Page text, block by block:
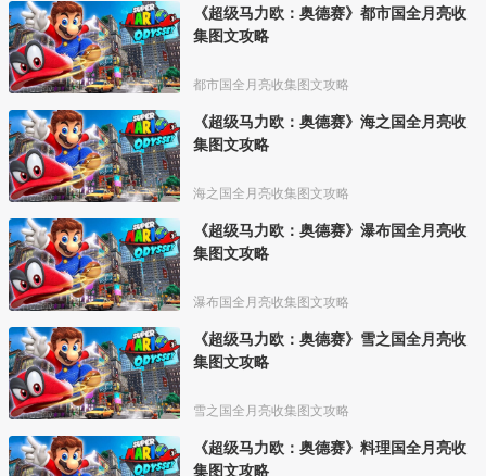
《超级马力欧：奥德赛》都市国全月亮收
集图文攻略
都市国全月亮收集图文攻略
《超级马力欧：奥德赛》海之国全月亮收
集图文攻略
海之国全月亮收集图文攻略
《超级马力欧：奥德赛》瀑布国全月亮收
集图文攻略
瀑布国全月亮收集图文攻略
《超级马力欧：奥德赛》雪之国全月亮收
集图文攻略
雪之国全月亮收集图文攻略
《超级马力欧：奥德赛》料理国全月亮收
集图文攻略